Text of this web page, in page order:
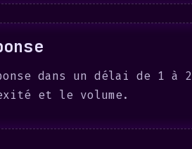
dans un délai de 1 à 2
et le volume.